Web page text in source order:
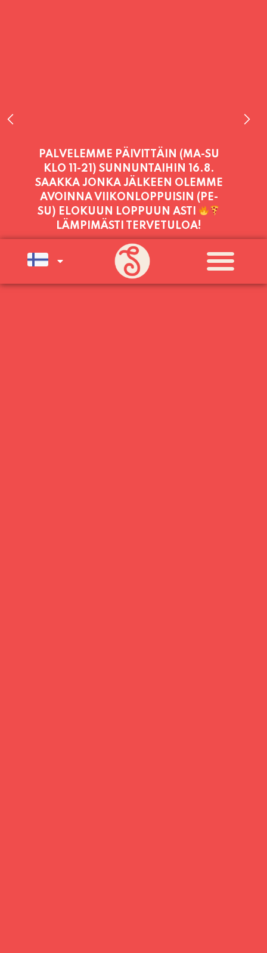
PALVELEMME TÄNÄÄN:
TORSTAI 11:00 - 21:00
PALVELEMME PÄIVITTÄIN (MA-SU
KLO 11-21) SUNNUNTAIHIN 16.8.
SAAKKA JONKA JÄLKEEN OLEMME
AVOINNA VIIKONLOPPUISIN (PE-
SU) ELOKUUN LOPPUUN ASTI
LÄMPIMÄSTI TERVETULOA!